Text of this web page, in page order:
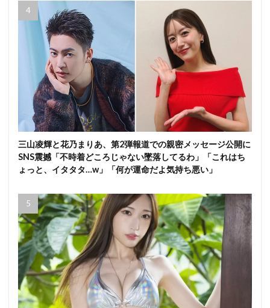
三山凌輝と花乃まりあ、第2弾報道での親密メッセージ公開に
SNS震撼「不時着どころじゃない墜落してるわ」「これはち
ょっと、イタタタ…w」「何が運命だよ気持ち悪い」